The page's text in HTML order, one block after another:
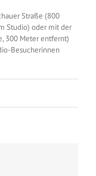
Straße (800
Studio) oder mit der
300 Meter entfernt)
Besucherinnen